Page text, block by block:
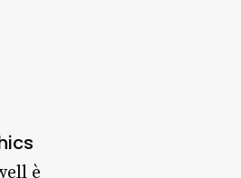
è